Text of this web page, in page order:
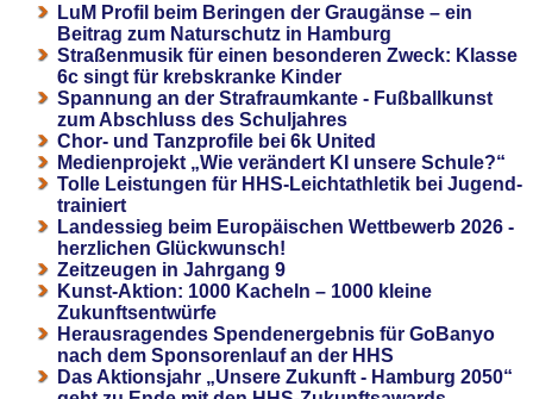
LuM Profil beim Beringen der Graugänse – ein
Beitrag zum Naturschutz in Hamburg
Straßenmusik für einen besonderen Zweck: Klasse
6c singt für krebskranke Kinder
Spannung an der Strafraumkante - Fußballkunst
zum Abschluss des Schuljahres
Chor- und Tanzprofile bei 6k United
Medienprojekt „Wie verändert KI unsere Schule?“
Tolle Leistungen für HHS-Leichtathletik bei Jugend-
trainiert
Landessieg beim Europäischen Wettbewerb 2026 -
herzlichen Glückwunsch!
Zeitzeugen in Jahrgang 9
Kunst-Aktion: 1000 Kacheln – 1000 kleine
Zukunftsentwürfe
Herausragendes Spendenergebnis für GoBanyo
nach dem Sponsorenlauf an der HHS
Das Aktionsjahr „Unsere Zukunft - Hamburg 2050“